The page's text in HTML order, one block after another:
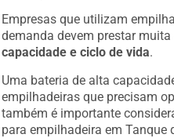
Empresas que utilizam
demanda devem prestar
capacidade e ciclo de vida.
Uma bateria de alta
empilhadeiras que precisam
também é importante
para empilhadeira em Tanque